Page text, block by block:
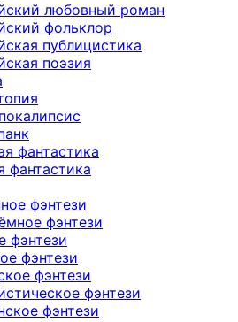
любовный роман
фольклор
публицистика
поэзия
фантастика
фантастика
фэнтези
фэнтези
фэнтези
фэнтези
фэнтези
фэнтези
фэнтези